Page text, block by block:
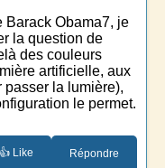
Barack Obama7, je
la question de
des couleurs
artificielle, aux
passer la lumière),
le permet.
👍 Like Répondre